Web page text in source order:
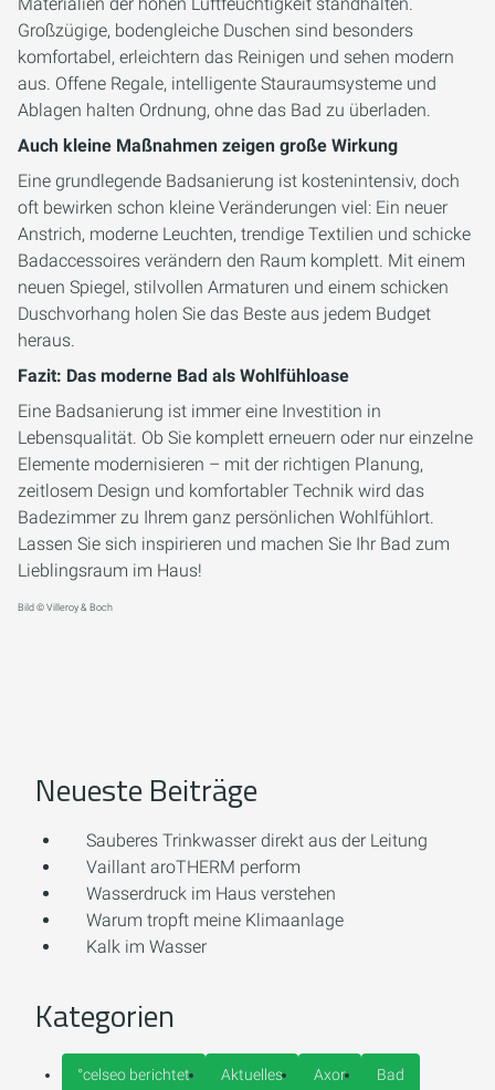
Materialien der hohen Luftfeuchtigkeit standhalten.
Großzügige, bodengleiche Duschen sind besonders
komfortabel, erleichtern das Reinigen und sehen modern
aus. Offene Regale, intelligente Stauraumsysteme und
Ablagen halten Ordnung, ohne das Bad zu überladen.
Auch kleine Maßnahmen zeigen große Wirkung
Eine grundlegende Badsanierung ist kostenintensiv, doch
oft bewirken schon kleine Veränderungen viel: Ein neuer
Anstrich, moderne Leuchten, trendige Textilien und schicke
Badaccessoires verändern den Raum komplett. Mit einem
neuen Spiegel, stilvollen Armaturen und einem schicken
Duschvorhang holen Sie das Beste aus jedem Budget
heraus.
Fazit: Das moderne Bad als Wohlfühloase
Eine Badsanierung ist immer eine Investition in
Lebensqualität. Ob Sie komplett erneuern oder nur einzelne
Elemente modernisieren – mit der richtigen Planung,
zeitlosem Design und komfortabler Technik wird das
Badezimmer zu Ihrem ganz persönlichen Wohlfühlort.
Lassen Sie sich inspirieren und machen Sie Ihr Bad zum
Lieblingsraum im Haus!
Bild © Villeroy & Boch
Neueste Beiträge
Sauberes Trinkwasser direkt aus der Leitung
Vaillant aroTHERM perform
Wasserdruck im Haus verstehen
Warum tropft meine Klimaanlage
Kalk im Wasser
Kategorien
°celseo berichtet Aktuelles Axor Bad